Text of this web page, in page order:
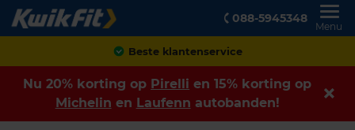
088-5945348
Menu
Achteraf betalen
Nu 20% korting op Pirelli en 15% korting op
Michelin en Laufenn autobanden!